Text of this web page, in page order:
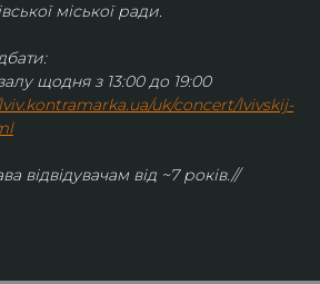
міської ради.
щодня з 13:00 до 19:00
uk/concert/lvivskij-
відвідувачам від ~7 років.//